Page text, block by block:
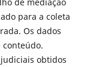
para a coleta
Os dados
obtidos